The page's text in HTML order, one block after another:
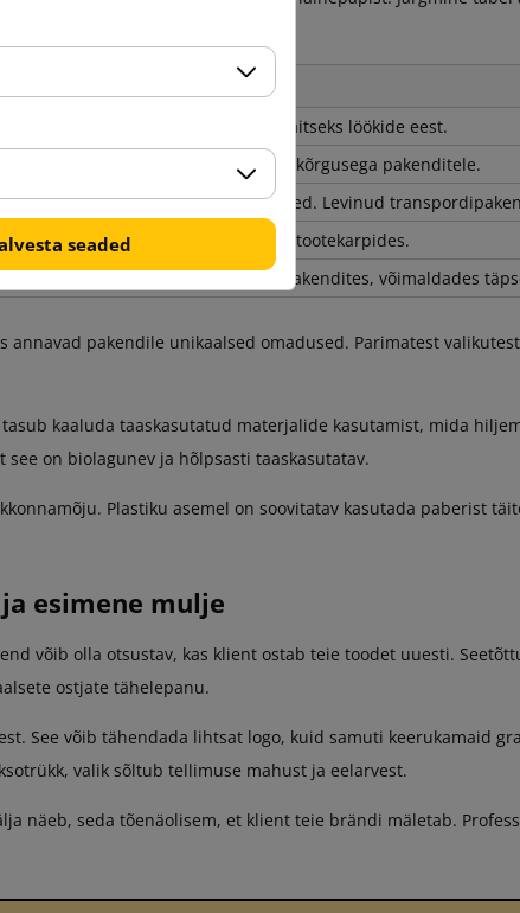
pehmendav toime ja jäikus, sobiv kaitseks löökide eest.
muljumisele, sobiv madalama kõrgusega pakenditele.
mis ühendab A- ja B-laine eelised. Levinud
kasutusel kergetes pakendites ja tootekarpides.
mida kasutatakse luksus- ja jaepakendites, võimaldades
pakendile unikaalsed omadused. Parimatest
kaaluda taaskasutatud materjalide kasutamist, mida
see on biolagunev ja hõlpsasti taaskasutatav.
Plastiku asemel on soovitatav kasutada paberist
esimene mulje
võib olla otsustav, kas klient ostab teie toodet uuesti.
ostjate tähelepanu.
See võib tähendada lihtsat logo, kuid samuti keerukamaid
valik sõltub tellimuse mahust ja eelarvest.
näeb, seda tõenäolisem, et klient teie brändi mäletab.
seaded